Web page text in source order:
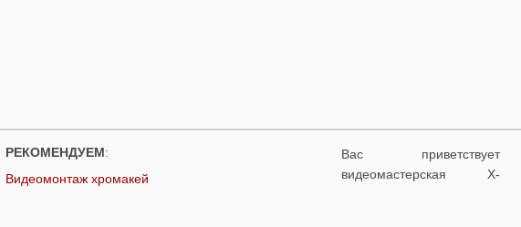
РЕКОМЕНДУЕМ:
Видеомонтаж хромакей
Вас приветствует
видеомастерская X-